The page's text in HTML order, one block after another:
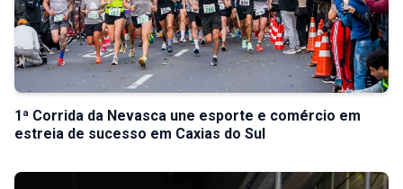
1ª Corrida da Nevasca une esporte e comércio em
estreia de sucesso em Caxias do Sul